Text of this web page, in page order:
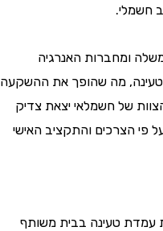
ומחברות האנרגיה
מה שהופך את ההשקעה
של חשמלאי יצאת צדיק
הצרכים והתקציב האישי
טעינה בבית משותף